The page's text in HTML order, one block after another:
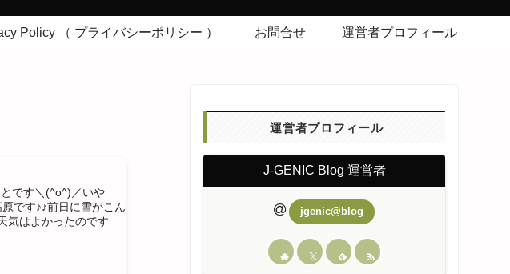
Policy （ プライバシーポリシー ） お問合せ 運営者プロフィール
です＼(^o^)／いや
です♪♪前日に雪がこん
気はよかったのです
運営者プロフィール
J-GENIC Blog 運営者
jgenic@blog